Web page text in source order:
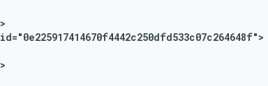
id="0e225917414670f4442c250dfd533c07c264648f">